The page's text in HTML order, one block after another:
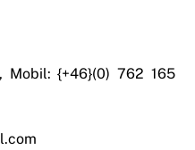
Mobil: {+46}(0) 762 165